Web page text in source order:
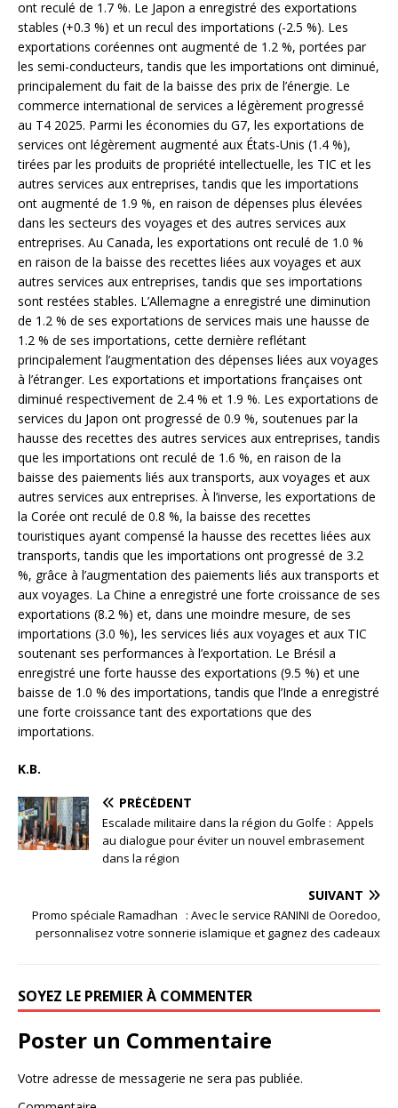
ont reculé de 1.7 %. Le Japon a enregistré des exportations
stables (+0.3 %) et un recul des importations (-2.5 %). Les
exportations coréennes ont augmenté de 1.2 %, portées par
les semi-conducteurs, tandis que les importations ont diminué,
principalement du fait de la baisse des prix de l’énergie. Le
commerce international de services a légèrement progressé
au T4 2025. Parmi les économies du G7, les exportations de
services ont légèrement augmenté aux États-Unis (1.4 %),
tirées par les produits de propriété intellectuelle, les TIC et les
autres services aux entreprises, tandis que les importations
ont augmenté de 1.9 %, en raison de dépenses plus élevées
dans les secteurs des voyages et des autres services aux
entreprises. Au Canada, les exportations ont reculé de 1.0 %
en raison de la baisse des recettes liées aux voyages et aux
autres services aux entreprises, tandis que ses importations
sont restées stables. L’Allemagne a enregistré une diminution
de 1.2 % de ses exportations de services mais une hausse de
1.2 % de ses importations, cette dernière reflétant
principalement l’augmentation des dépenses liées aux voyages
à l’étranger. Les exportations et importations françaises ont
diminué respectivement de 2.4 % et 1.9 %. Les exportations de
services du Japon ont progressé de 0.9 %, soutenues par la
hausse des recettes des autres services aux entreprises, tandis
que les importations ont reculé de 1.6 %, en raison de la
baisse des paiements liés aux transports, aux voyages et aux
autres services aux entreprises. À l’inverse, les exportations de
la Corée ont reculé de 0.8 %, la baisse des recettes
touristiques ayant compensé la hausse des recettes liées aux
transports, tandis que les importations ont progressé de 3.2
%, grâce à l’augmentation des paiements liés aux transports et
aux voyages. La Chine a enregistré une forte croissance de ses
exportations (8.2 %) et, dans une moindre mesure, de ses
importations (3.0 %), les services liés aux voyages et aux TIC
soutenant ses performances à l’exportation. Le Brésil a
enregistré une forte hausse des exportations (9.5 %) et une
baisse de 1.0 % des importations, tandis que l’Inde a enregistré
une forte croissance tant des exportations que des
importations.
K.B.
PRÉCÉDENT
Escalade militaire dans la région du Golfe : Appels
au dialogue pour éviter un nouvel embrasement
dans la région
SUIVANT
Promo spéciale Ramadhan : Avec le service RANINI de Ooredoo,
personnalisez votre sonnerie islamique et gagnez des cadeaux
SOYEZ LE PREMIER À COMMENTER
Poster un Commentaire
Votre adresse de messagerie ne sera pas publiée.